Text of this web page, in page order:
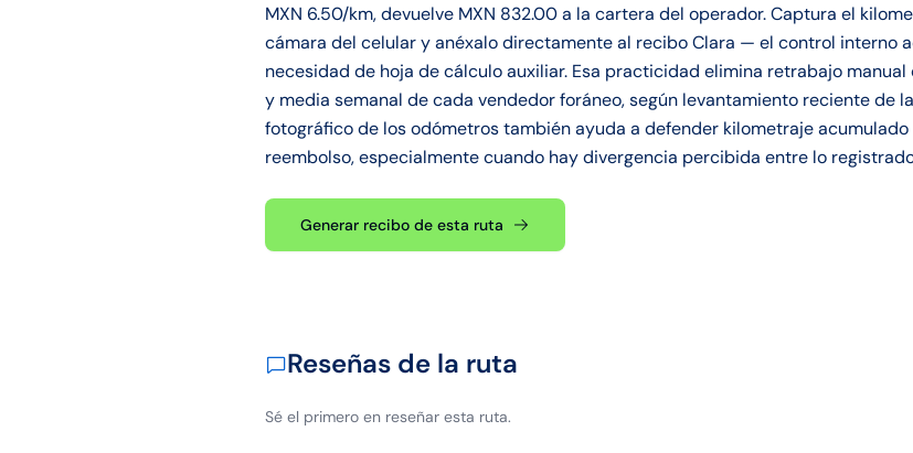
MXN 6.50/km, devuelve MXN 832.00 a la cartera del operador. Captura el
cámara del celular y anéxalo directamente al recibo Clara — el control interno
necesidad de hoja de cálculo auxiliar. Esa practicidad elimina retrabajo
y media semanal de cada vendedor foráneo, según levantamiento reciente de
fotográfico de los odómetros también ayuda a defender kilometraje
reembolso, especialmente cuando hay divergencia percibida entre lo
Generar recibo de esta ruta
Reseñas de la ruta
Sé el primero en reseñar esta ruta.